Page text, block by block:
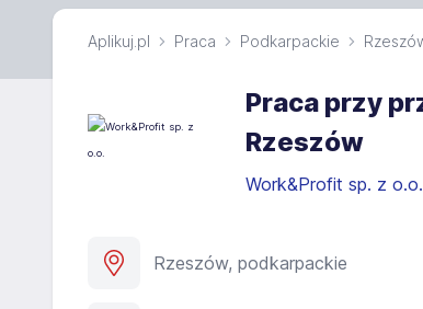
Aplikuj.pl Praca Podkarpackie
Praca przy
Rzeszów​
Work&Profit sp. z o.o.
Rzeszów, podkarpackie